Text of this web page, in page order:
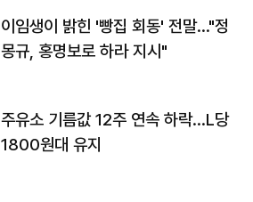
이임생이 밝힌 '빵집 회동' 전말…"정
몽규, 홍명보로 하라 지시"
주유소 기름값 12주 연속 하락…L당
1800원대 유지